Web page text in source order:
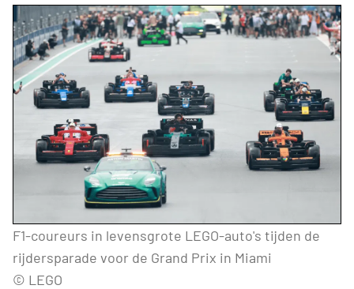
F1-coureurs in levensgrote LEGO-auto's tijden de
rijdersparade voor de Grand Prix in Miami
© LEGO